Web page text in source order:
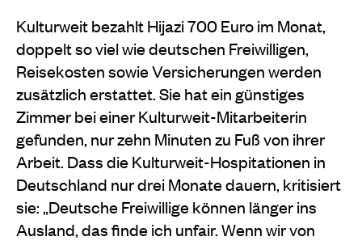
Kulturweit bezahlt Hijazi 700 Euro im Monat,
doppelt so viel wie deutschen Freiwilligen,
Reisekosten sowie Versicherungen werden
zusätzlich erstattet. Sie hat ein günstiges
Zimmer bei einer Kulturweit-Mitarbeiterin
gefunden, nur zehn Minuten zu Fuß von ihrer
Arbeit. Dass die Kulturweit-Hospitationen in
Deutschland nur drei Monate dauern, kritisiert
sie: „Deutsche Freiwillige können länger ins
Ausland, das finde ich unfair. Wenn wir von